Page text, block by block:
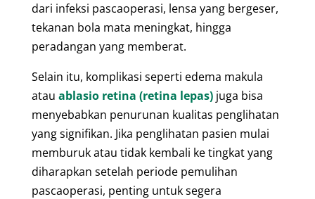
dari infeksi pascaoperasi, lensa yang bergeser,
tekanan bola mata meningkat, hingga
peradangan yang memberat.
Selain itu, komplikasi seperti edema makula
atau ablasio retina (retina lepas)juga bisa
menyebabkan penurunan kualitas penglihatan
yang signifikan. Jika penglihatan pasien mulai
memburuk atau tidak kembali ke tingkat yang
diharapkan setelah periode pemulihan
pascaoperasi, penting untuk segera